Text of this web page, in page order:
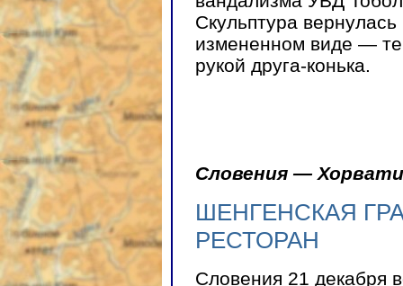
Скульптура
измененном виде —
рукой друга-конька.
Словения —
ШЕНГЕНСКАЯ
РЕСТОРАН
Словения 21 декабря